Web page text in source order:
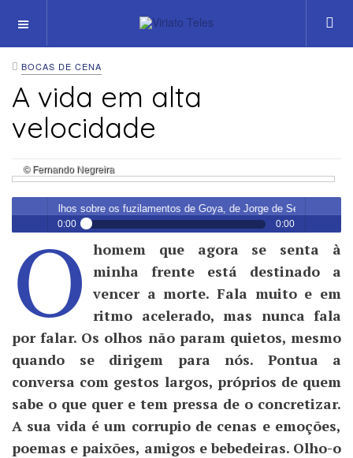
OFF CANVAS
BOCAS DE CENA
A vida em alta
velocidade
© Fernando Negreira
Play /
pause
sobre os fuzilamentos de Goya, de Jorge de Sena
0:00 0:00
Mário Viegas
– Carta a Meus Filhos sobre os fuzilamentos de Goya,
de Jorge de Sena
O homem que agora se senta à
minha frente está destinado a
vencer a morte. Fala muito e em
ritmo acelerado, mas nunca fala
por falar. Os olhos não param quietos, mesmo
quando se dirigem para nós. Pontua a
conversa com gestos largos, próprios de quem
sabe o que quer e tem pressa de o concretizar.
A sua vida é um corrupio de cenas e emoções,
poemas e paixões, amigos e bebedeiras. Olho-o